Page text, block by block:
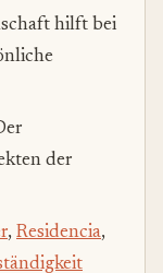
hilft bei
der
, Residencia,